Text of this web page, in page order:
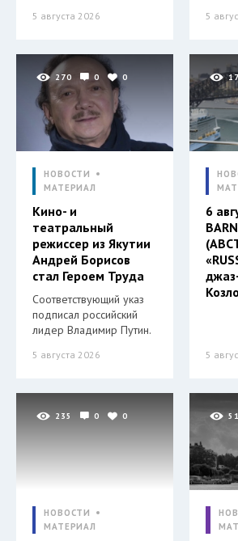
5 августа 2026 5
270 0 0
НОВОСТИ
МАТЕРИАЛ
Кино- и
театральный
режиссер из Якутии
Андрей Борисов
стал Героем Труда
Соответствующий указ
подписал российский
лидер Владимир Путин.
5 августа 2026
6
5
235 0 0
НОВОСТИ
МАТЕРИАЛ